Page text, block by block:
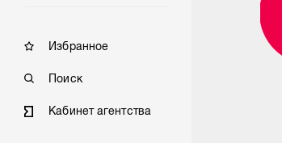
Избранное
Поиск
Кабинет агентства